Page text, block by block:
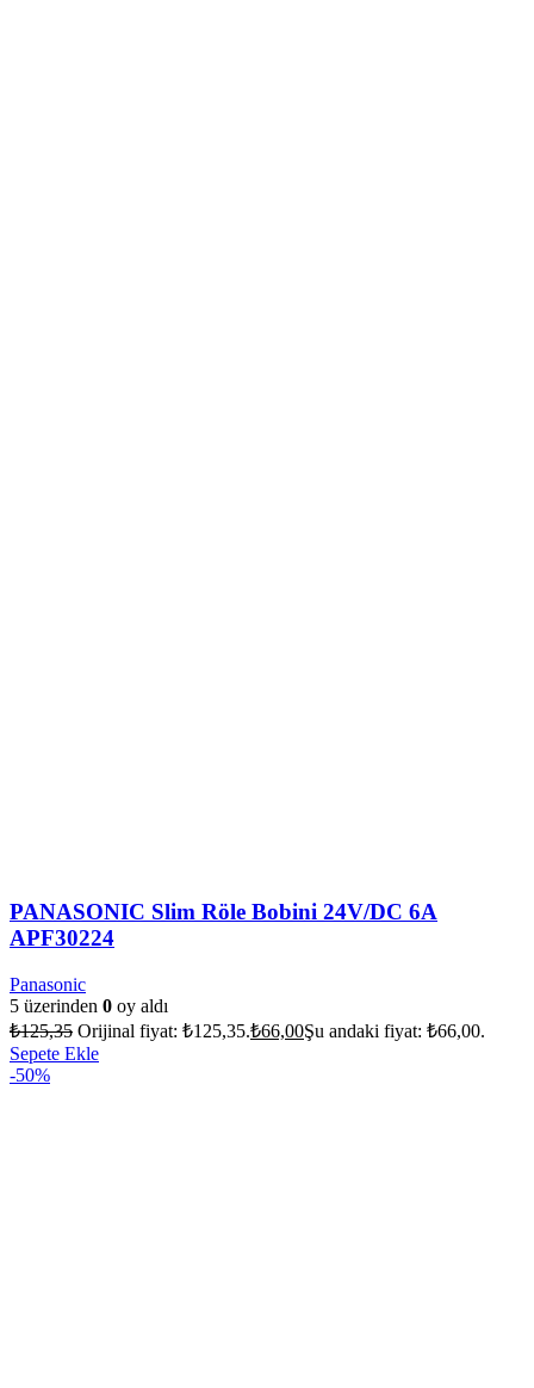
PANASONIC Slim Röle Bobini 24V/DC 6A
APF30224
Panasonic
5 üzerinden 0 oy aldı
₺125,35 Orijinal fiyat: ₺125,35.₺66,00Şu andaki fiyat: ₺66,00.
Sepete Ekle
-50%